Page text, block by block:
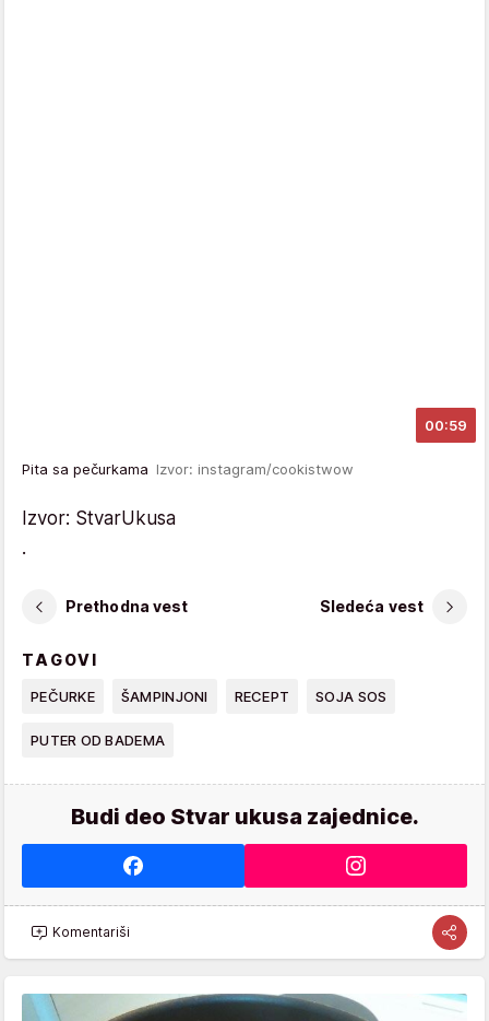
00:59
Pita sa pečurkama Izvor: instagram/cookistwow
Izvor: StvarUkusa
.
Prethodna vest Sledeća vest
TAGOVI
PEČURKE ŠAMPINJONI RECEPT SOJA SOS
PUTER OD BADEMA
Budi deo Stvar ukusa zajednice.
Komentariši